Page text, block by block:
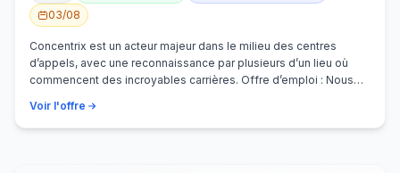
03/08
Concentrix est un acteur majeur dans le milieu des centres
d’appels, avec une reconnaissance par plusieurs d’un lieu où
commencent des incroyables carrières. Offre d’emploi : Nous
Voir l'offre